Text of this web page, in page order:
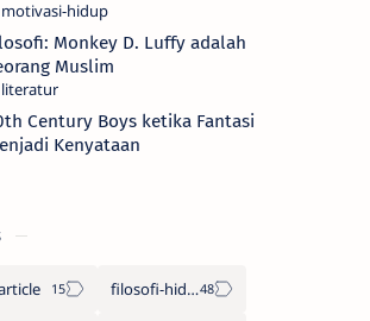
Monkey D. Luffy adalah
Muslim
Century Boys ketika Fantasi
Kenyataan
filosofi-hidup